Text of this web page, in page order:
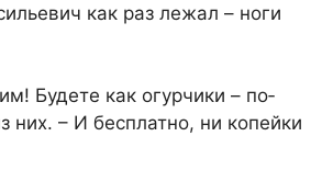
как раз лежал – ноги
Будете как огурчики – по­
них. – И бесплатно, ни копейки